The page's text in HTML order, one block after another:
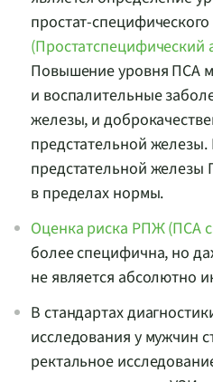
простат-специфического
(Простатспецифический
Повышение уровня ПСА
и воспалительные
железы, и
предстательной
предстательной железы
в пределах нормы.
Оценка риска РПЖ (ПСА
более специфична, но
не является абсолютно
В стандартах
исследования у мужчин
ректальное